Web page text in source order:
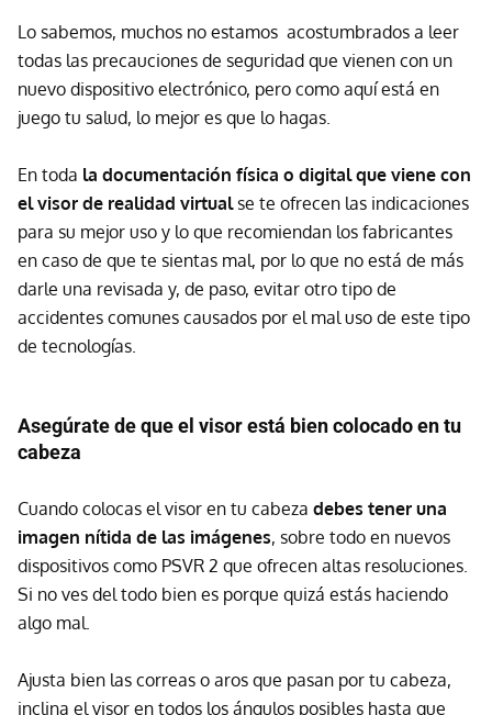
Lo sabemos, muchos no estamos acostumbrados a leer
todas las precauciones de seguridad que vienen con un
nuevo dispositivo electrónico, pero como aquí está en
juego tu salud, lo mejor es que lo hagas.
En toda la documentación física o digital que viene con
el visor de realidad virtualse te ofrecen las indicaciones
para su mejor uso y lo que recomiendan los fabricantes
en caso de que te sientas mal, por lo que no está de más
darle una revisada y, de paso, evitar otro tipo de
accidentes comunes causados por el mal uso de este tipo
de tecnologías.
Asegúrate de que el visor está bien colocado en tu
cabeza
Cuando colocas el visor en tu cabeza debes tener una
imagen nítida de las imágenes, sobre todo en nuevos
dispositivos como PSVR 2 que ofrecen altas resoluciones.
Si no ves del todo bien es porque quizá estás haciendo
algo mal.
Ajusta bien las correas o aros que pasan por tu cabeza,
inclina el visor en todos los ángulos posibles hasta que